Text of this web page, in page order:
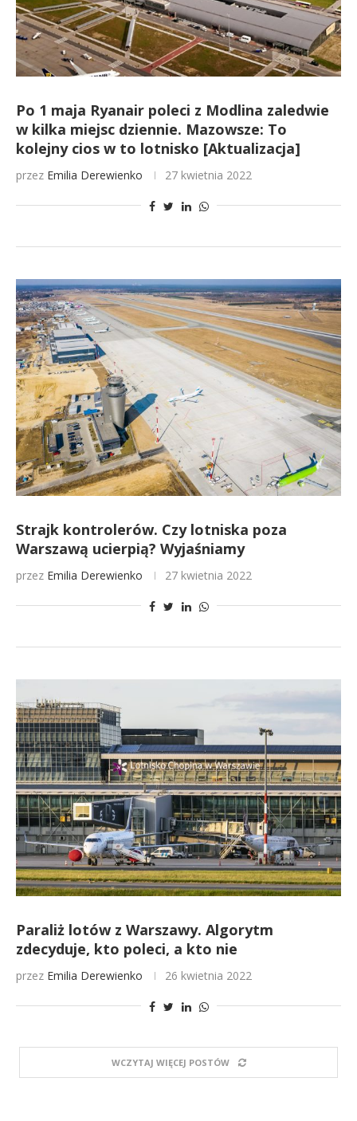
Po 1 maja Ryanair poleci z Modlina zaledwie
w kilka miejsc dziennie. Mazowsze: To
kolejny cios w to lotnisko [Aktualizacja]
przez Emilia Derewienko 27 kwietnia 2022
Strajk kontrolerów. Czy lotniska poza
Warszawą ucierpią? Wyjaśniamy
przez Emilia Derewienko 27 kwietnia 2022
Paraliż lotów z Warszawy. Algorytm
zdecyduje, kto poleci, a kto nie
przez Emilia Derewienko 26 kwietnia 2022
WCZYTAJ WIĘCEJ POSTÓW